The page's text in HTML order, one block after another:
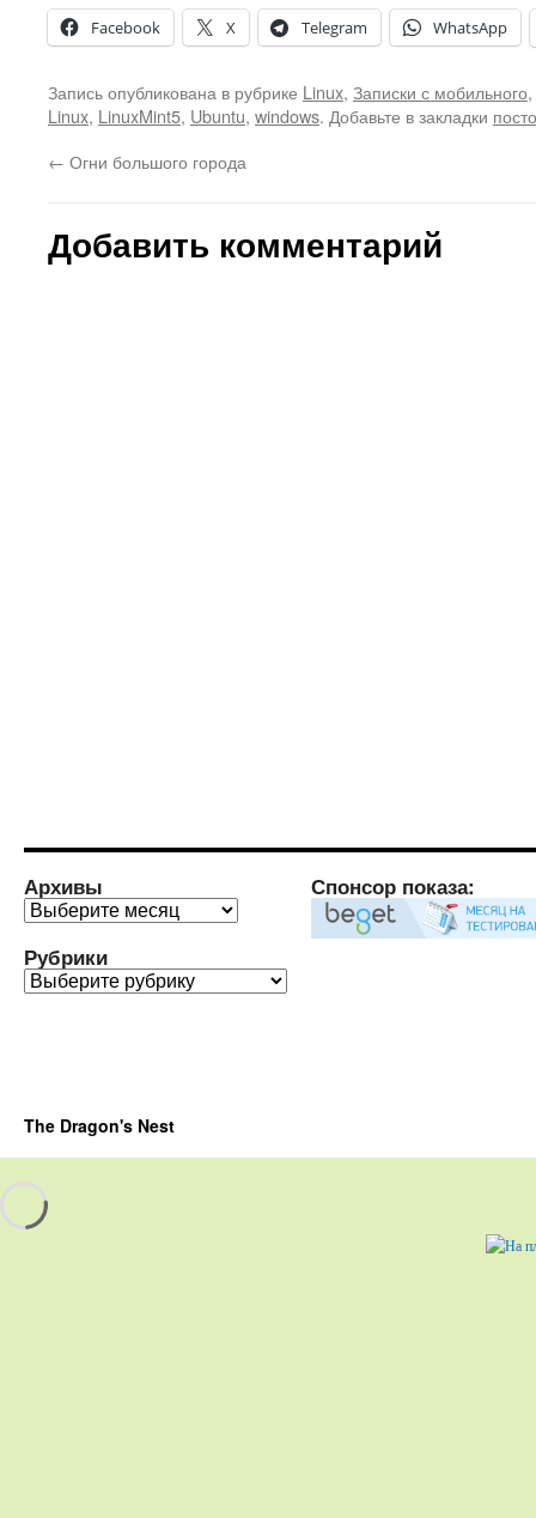
Facebook X Telegram WhatsApp
Запись опубликована в рубрике Linux, Записки с мобильного,
Linux, LinuxMint5, Ubuntu, windows. Добавьте в закладки
← Огни большого города
Добавить комментарий
Архивы
Архивы
Рубрики
Рубрики
Спонсор показа:
The Dragon's Nest